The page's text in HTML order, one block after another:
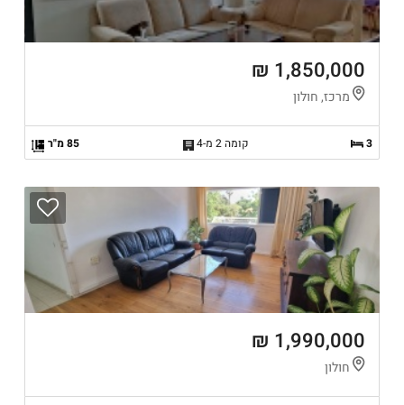
1,850,000 ₪
מרכז, חולון
3 קומה 2 מ-4 85 מ"ר
1,990,000 ₪
חולון